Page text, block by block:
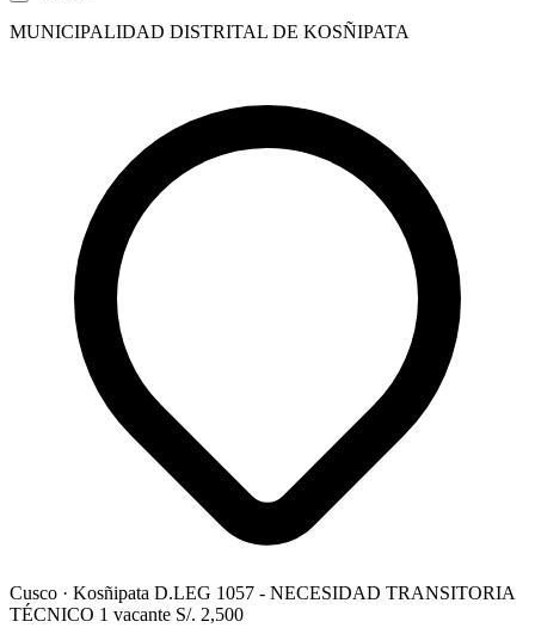
MUNICIPALIDAD DISTRITAL DE KOSÑIPATA
Cusco · Kosñipata D.LEG 1057 - NECESIDAD TRANSITORIA
TÉCNICO 1 vacante S/. 2,500